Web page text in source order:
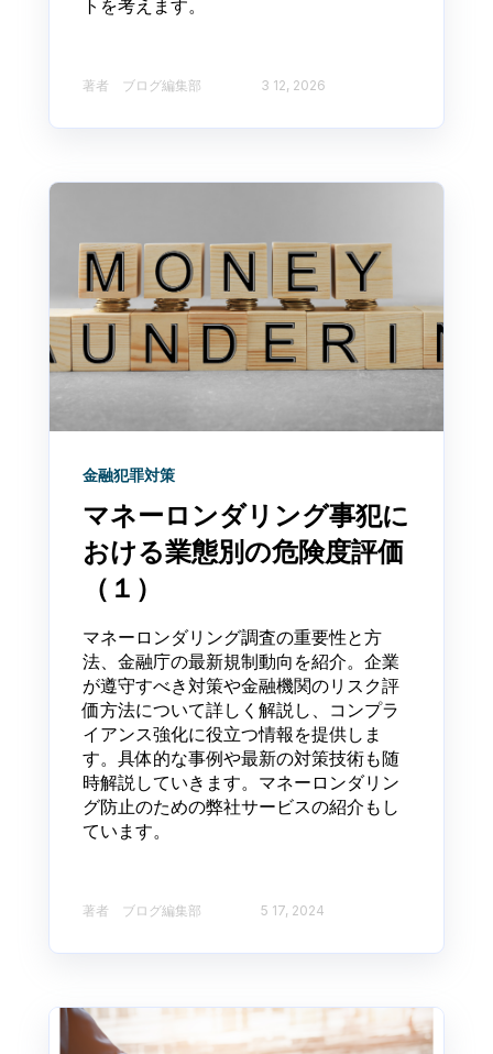
トを考えます。
著者 ブログ編集部​ 3 12, 2026
金融犯罪対策
マネーロンダリング事犯に
おける業態別の危険度評価
（１）
マネーロンダリング調査の重要性と方
法、金融庁の最新規制動向を紹介。企業
が遵守すべき対策や金融機関のリスク評
価方法について詳しく解説し、コンプラ
イアンス強化に役立つ情報を提供しま
す。具体的な事例や最新の対策技術も随
時解説していきます。マネーロンダリン
グ防止のための弊社サービスの紹介もし
ています。
著者 ブログ編集部​ 5 17, 2024